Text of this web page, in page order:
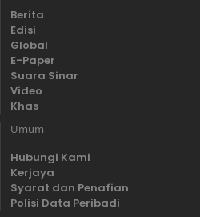
Berita
Edisi
Global
E-Paper
Suara Sinar
Video
Khas
Umum
Hubungi Kami
Kerjaya
Syarat dan Penafian
Polisi Data Peribadi